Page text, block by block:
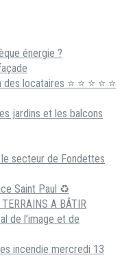
énergie ?
locataires ⭐ ⭐ ⭐ ⭐ ⭐
jardins et les balcons
secteur de Fondettes
Saint Paul ♻️
A BÂTIR
de l’image et de
incendie mercredi 13